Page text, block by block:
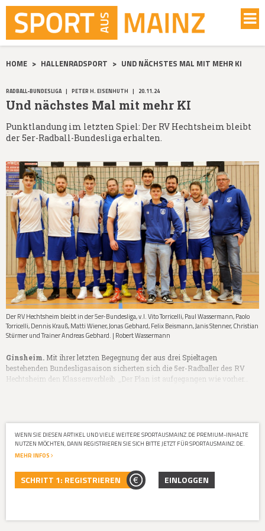
HOME > HALLENRADSPORT > UND NÄCHSTES MAL MIT MEHR KI
RADBALL-BUNDESLIGA | PETER H. EISENHUTH | 20.11.24
Und nächstes Mal mit mehr KI
Punktlandung im letzten Spiel: Der RV Hechtsheim bleibt
der 5er-Radball-Bundesliga erhalten.
Der RV Hechtsheim bleibt in der 5er-Bundesliga, v.l. Vito Torricelli, Paul Wassermann, Paolo
Torricelli, Dennis Krauß, Matti Wiener, Jonas Gebhard, Felix Beismann, Janis Stenner, Christian
Stürmer und Trainer Andreas Gebhard. | Robert Wassermann
Ginsheim. Mit ihrer letzten Begegnung der aus drei Spieltagen
bestehenden Bundesligasaison sicherten sich die 5er-Radballer des RV
Hechtsheim den Klassenverbleib. „Der Plan ist aufgegangen wie vorher…
WENN SIE DIESEN ARTIKEL UND VIELE WEITERE SPORTAUSMAINZ.DE PREMIUM-INHALTE
NUTZEN MÖCHTEN, DANN REGISTRIEREN SIE SICH BITTE JETZT FÜR SPORTAUSMAINZ.DE.
MEHR INFOS
SCHRITT 1: REGISTRIEREN EINLOGGEN